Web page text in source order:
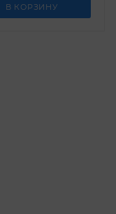
В КОРЗИНУ